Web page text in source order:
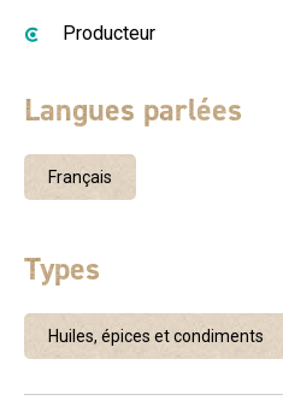
Producteur
Langues parlées
Français
Types
Huiles, épices et condiments